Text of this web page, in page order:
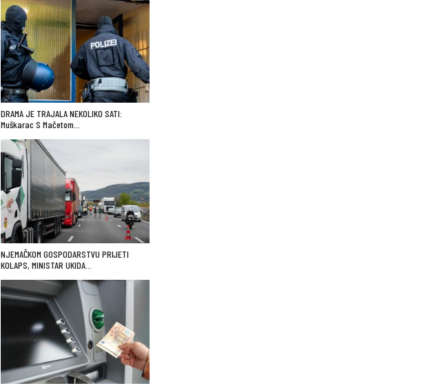
DRAMA JE TRAJALA NEKOLIKO SATI:
Muškarac S Mačetom…
NJEMAČKOM GOSPODARSTVU PRIJETI
KOLAPS, MINISTAR UKIDA…